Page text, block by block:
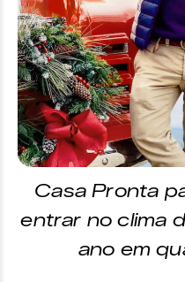
Casa Pronta
entrar no clima
ano em